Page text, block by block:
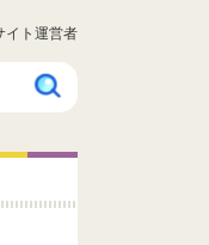
イト運営者